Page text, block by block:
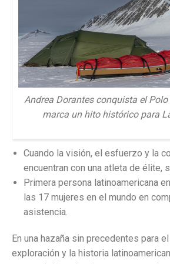
Andrea Dorantes conquista el
marca un hito histórico para
Cuando la visión, el esfuerzo y la
encuentran con una atleta de élite,
Primera persona latinoamericana
las 17 mujeres en el mundo en
asistencia.
En una hazaña sin precedentes para
exploración y la historia